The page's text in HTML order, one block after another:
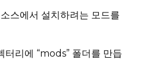
스에서 설치하려는 모드를
리에 “mods” 폴더를 만듭